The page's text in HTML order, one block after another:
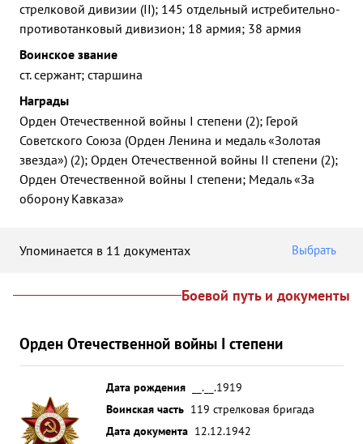
стрелковой дивизии (II); 145 отдельный истребительно-
противотанковый дивизион; 18 армия; 38 армия
Воинское звание
ст. сержант; старшина
Награды
Орден Отечественной войны I степени (2); Герой
Советского Союза (Орден Ленина и медаль «Золотая
звезда») (2); Орден Отечественной войны II степени (2);
Орден Отечественной войны I степени; Медаль «За
оборону Кавказа»
Упоминается в 11 документах Выбрать
Боевой путь и документы
Орден Отечественной войны I степени
Дата рождения
__.__.1919
Воинская часть 119 стрелковая бригада
Дата документа 12.12.1942